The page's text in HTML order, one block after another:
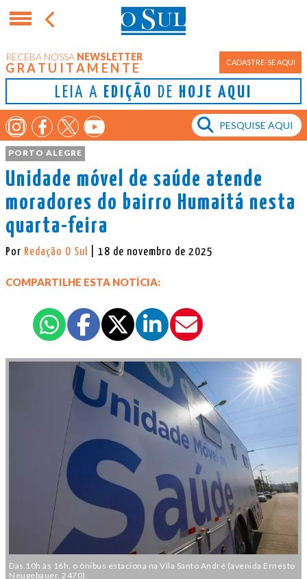
RECEBA NOSSA NEWSLETTER
GRATUITAMENTE CADASTRE-SE AQUI
LEIA A EDIÇÃO DE HOJE AQUI
PORTO ALEGRE
Unidade móvel de saúde atende
moradores do bairro Humaitá nesta
quarta-feira
Por Redação O Sul | 18 de novembro de 2025
COMPARTILHE ESTA NOTÍCIA:
Das 10h às 16h, o ônibus estaciona na Vila Santo André (avenida Ernesto
Neugebauer, 2470).